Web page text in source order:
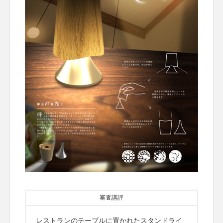
審査講評
レストランのテーブルに置かれたスタンドライ